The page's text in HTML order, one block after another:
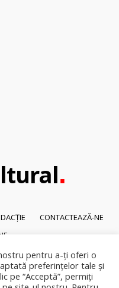
.
CONTACTEAZĂ-NE
sau a ilustrațiilor din orice
prealabil scris al Capital
pentru a-ți oferi o
preferințelor tale și
pe “Acceptă”, permiți